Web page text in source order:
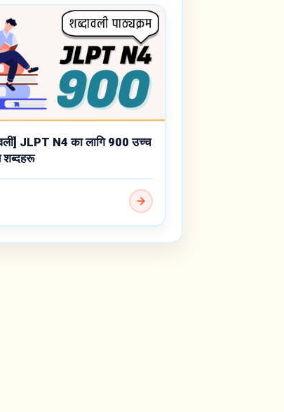
JLPT N4 का लागि 900 उच्च
शब्दहरू